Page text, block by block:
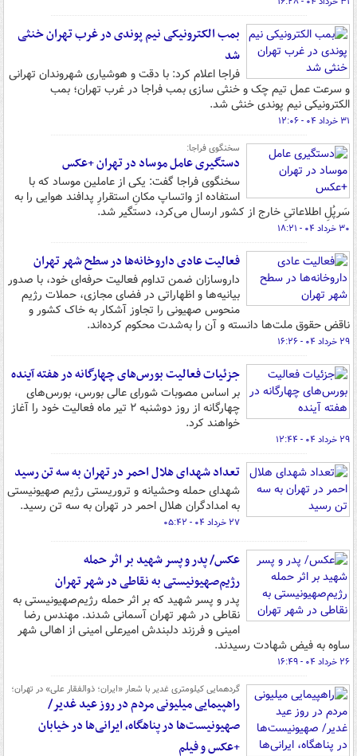
بمب الکترونیکی نیم پوندی در غرب تهران خنثی
شد
فراجا اعلام کرد: با دقت و هوشیاری شهروندان تهرانی
و سرعت عمل تیم چک و خنثی سازی بمب فراجا در غرب تهران؛ بمب
الکترونیکی نیم پوندی خنثی شد.
۳۱ خرداد ۰۴ - ۱۲:۰۶
سخنگوی فراجا:
دستگیری عامل موساد در تهران +عکس
سخنگوی فراجا گفت: یکی از عاملین موساد که با
استفاده از واتساپ مکانِ استقرارِ پدافند هوایی را به
سَرپُلِ اطلاعاتیِ خارج از کشور ارسال می‌کرد، دستگیر شد.
۳۰ خرداد ۰۴ - ۱۸:۲۱
فعالیت عادی داروخانه‌ها در سطح شهر تهران
داروسازان ضمن تداوم فعالیت حرفه‌ای خود، با صدور
بیانیه‌ها و اظهاراتی در فضای مجازی، حملات رژیم
منحوس صهیونی را تجاوز آشکار به خاک کشور و
ناقض حقوق ملت‌ها دانسته و آن را به‌شدت محکوم کرده‌اند.
۲۹ خرداد ۰۴ - ۱۶:۲۶
جزئیات فعالیت بورس‌های چهارگانه در هفته آینده
بر اساس مصوبات شورای عالی بورس، بورس‌های
چهارگانه از روز دوشنبه ۲ تیر ماه فعالیت خود را آغاز
خواهند کرد.
۲۹ خرداد ۰۴ - ۱۲:۴۴
تعداد شهدای هلال احمر در تهران به سه تن رسید
شهدای حمله وحشیانه و تروریستی رژیم صهیونیستی
به امدادگران هلال احمر در تهران به سه تن رسید.
۲۷ خرداد ۰۴ - ۰۵:۴۲
عکس/ پدر و پسر شهید بر اثر حمله
رژیم‌صهیونیستی به نقاطی در شهر تهران
پدر و پسر شهید که بر اثر حمله رژیم‌صهیونیستی به
نقاطی در شهر تهران آسمانی شدند. مهندس رضا
امینی و فرزند دلبندش امیرعلی امینی از اهالی شهر
ساوه به فیض شهادت رسیدند.
۲۶ خرداد ۰۴ - ۱۶:۴۹
گردهمایی کیلومتری غدیر با شعار «ایران؛ ذوالفقار علی» در تهران؛
راهپیمایی میلیونی مردم در روز عید غدیر/
صهیونیست‌ها در پناهگاه، ایرانی‌ها در خیابان
+عکس و فیلم